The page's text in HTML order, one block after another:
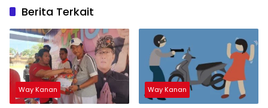
Berita Terkait
Way Kanan Way Kanan